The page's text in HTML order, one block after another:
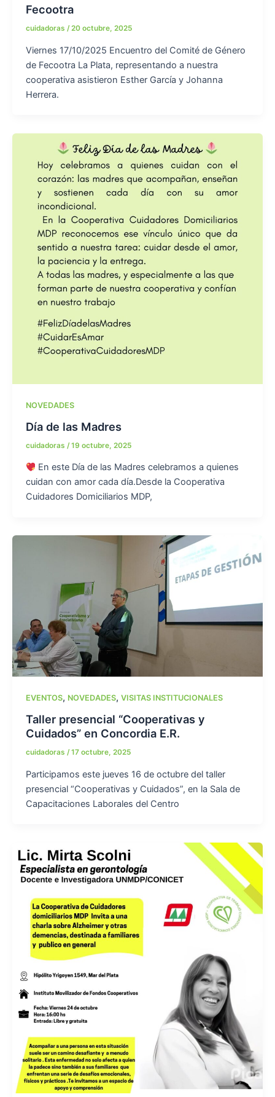
Fecootra
cuidadoras /20 octubre, 2025
Viernes 17/10/2025 Encuentro del Comité de Género
de Fecootra La Plata, representando a nuestra
cooperativa asistieron Esther García y Johanna
Herrera.
NOVEDADES
Día de las Madres
cuidadoras /19 octubre, 2025
En este Día de las Madres celebramos a quienes
cuidan con amor cada día.Desde la Cooperativa
Cuidadores Domiciliarios MDP,
EVENTOS, NOVEDADES, VISITAS INSTITUCIONALES
Taller presencial “Cooperativas y
Cuidados” en Concordia E.R.
cuidadoras /17 octubre, 2025
Participamos este jueves 16 de octubre del taller
presencial “Cooperativas y Cuidados”, en la Sala de
Capacitaciones Laborales del Centro